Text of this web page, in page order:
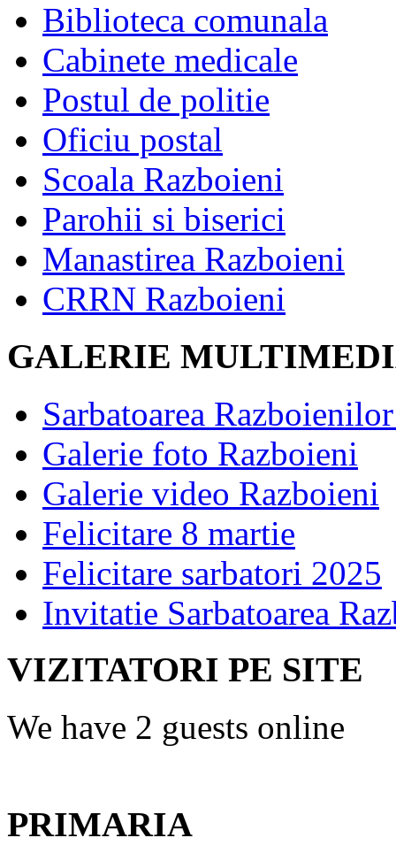
Biblioteca comunala
Cabinete medicale
Postul de politie
Oficiu postal
Scoala Razboieni
Parohii si biserici
Manastirea Razboieni
CRRN Razboieni
GALERIE
Sarbatoarea
Galerie foto Razboieni
Galerie video Razboieni
Felicitare 8 martie
Felicitare sarbatori 2025
Invitatie Sarbatoarea
VIZITATORI PE SITE
We have 2 guests online
PRIMARIA